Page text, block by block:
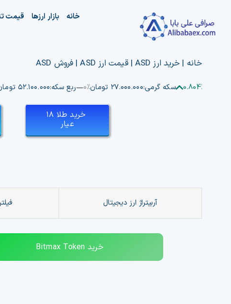
content
خانه بازار ارزها قیمت
خانه | خرید ارز ASD | قیمت ارز ASD | فروش ASD
0.804% سکه گرمی:۲۷.۰۰۰.۰۰۰ تومان 0% ربع سکه:۵۲.۱۰۰.۰۰۰ تومان
خرید طلا ۱۸
عیار
آربیتراژ ارز دیجیتال
خرید Bitmax Token